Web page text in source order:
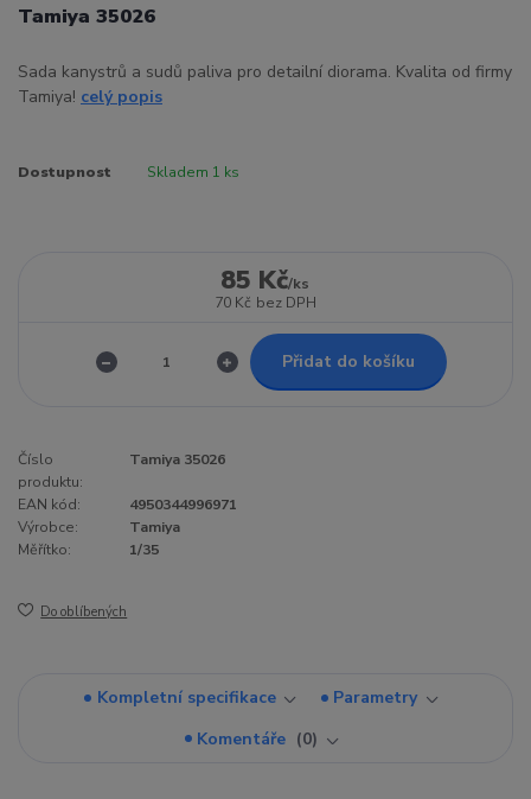
Tamiya 35026
Sada kanystrů a sudů paliva pro detailní diorama. Kvalita od firmy
Tamiya! celý popis
Dostupnost Skladem 1 ks
85 Kč/ks
70 Kč bez DPH
Přidat do košíku
Číslo
produktu:
Tamiya 35026
EAN kód:
4950344996971
Výrobce:
Tamiya
Měřítko:
1/35
Do oblíbených
Kompletní specifikace
Parametry
Komentáře
0